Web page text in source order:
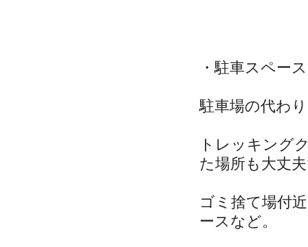
・駐車スペー
駐車場の代わ
トレッキング
た場所も大丈
ゴミ捨て場付
ースなど。